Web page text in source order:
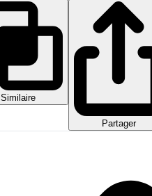
Similaire
Partager